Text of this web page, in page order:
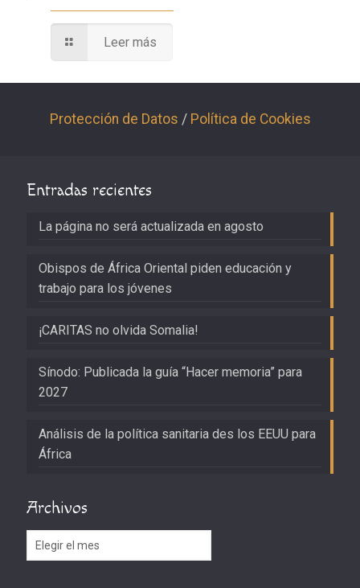
Leer más
Protección de Datos / Política de Cookies
Entradas recientes
La página no será actualizada en agosto
Obispos de África Oriental piden educación y
trabajo para los jóvenes
¡CARITAS no olvida Somalia!
Sínodo: Publicada la guía “Hacer memoria” para
2027
Análisis de la política sanitaria des los EEUU para
África
Archivos
Archivos